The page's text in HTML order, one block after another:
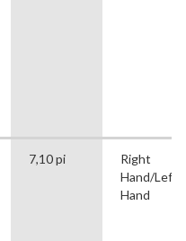
7,10 pi
Right
Hand/Left
Hand